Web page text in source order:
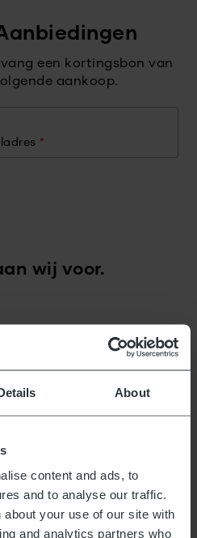
About
content and ads, to
and to analyse our traffic.
your use of our site with
and analytics partners who
een kortingsbon van
aankoop.
*
wij voor.
lifestyle
is.
intuïtieve
met Duitse